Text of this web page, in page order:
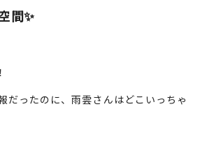
間✨
だったのに、雨雲さんはどこいっちゃ